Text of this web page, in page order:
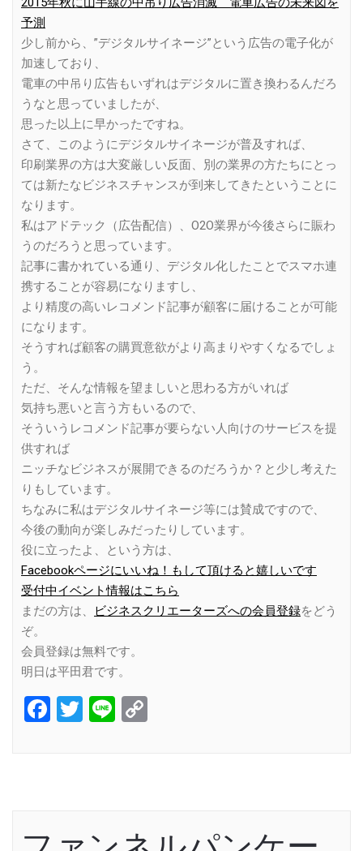
予測
少し前から、”デジタルサイネージ”という広告の電子化が
加速しており、
電車の中吊り広告もいずれはデジタルに置き換わるんだろ
うなと思っていましたが、
思った以上に早かったですね。
さて、このようにデジタルサイネージが普及すれば、
印刷業界の方は大変厳しい反面、別の業界の方たちにとっ
ては新たなビジネスチャンスが到来してきたということに
なります。
私はアドテック（広告配信）、O2O業界が今後さらに賑わ
うのだろうと思っています。
記事に書かれている通り、デジタル化したことでスマホ連
携することが容易になりますし、
より精度の高いレコメンド記事が顧客に届けることが可能
になります。
そうすれば顧客の購買意欲がより高まりやすくなるでしょ
う。
ただ、そんな情報を望ましいと思わる方がいれば
気持ち悪いと言う方もいるので、
そういうレコメンド記事が要らない人向けのサービスを提
供すれば
ニッチなビジネスが展開できるのだろうか？と少し考えた
りもしています。
ちなみに私はデジタルサイネージ等には賛成ですので、
今後の動向が楽しみだったりしています。
役に立ったよ、という方は、
Facebookページにいいね！もして頂けると嬉しいです
受付中イベント情報はこちら
まだの方は、
ビジネスクリエーターズへの会員登録をどう
ぞ。
会員登録は無料です。
明日は平田君です。
Facebook
Twitter
Line